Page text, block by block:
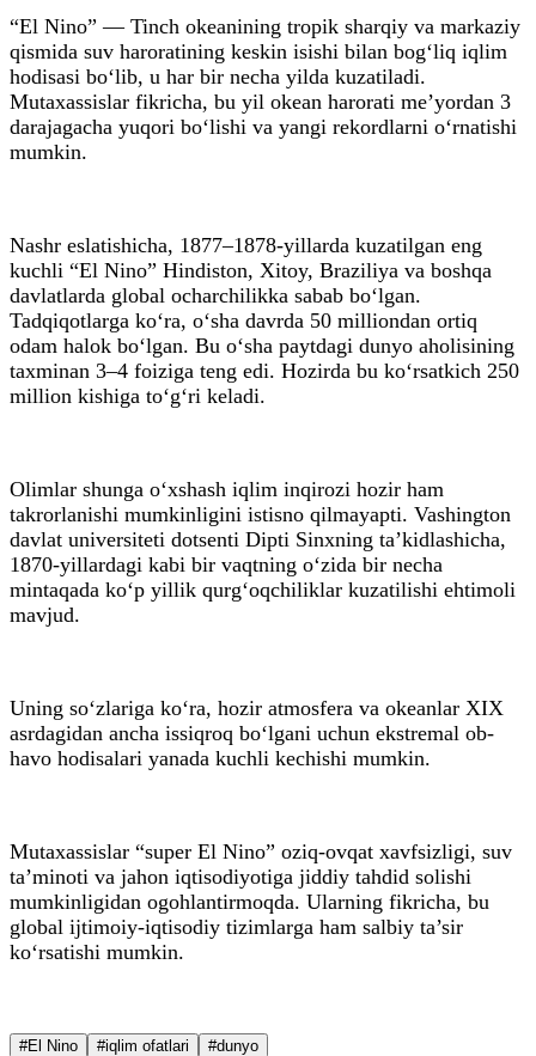
“El Nino” — Tinch okeanining tropik sharqiy va markaziy
qismida suv haroratining keskin isishi bilan bog‘liq iqlim
hodisasi bo‘lib, u har bir necha yilda kuzatiladi.
Mutaxassislar fikricha, bu yil okean harorati me’yordan 3
darajagacha yuqori bo‘lishi va yangi rekordlarni o‘rnatishi
mumkin.
Nashr eslatishicha, 1877–1878-yillarda kuzatilgan eng
kuchli “El Nino” Hindiston, Xitoy, Braziliya va boshqa
davlatlarda global ocharchilikka sabab bo‘lgan.
Tadqiqotlarga ko‘ra, o‘sha davrda 50 milliondan ortiq
odam halok bo‘lgan. Bu o‘sha paytdagi dunyo aholisining
taxminan 3–4 foiziga teng edi. Hozirda bu ko‘rsatkich 250
million kishiga to‘g‘ri keladi.
Olimlar shunga o‘xshash iqlim inqirozi hozir ham
takrorlanishi mumkinligini istisno qilmayapti. Vashington
davlat universiteti dotsenti Dipti Sinxning ta’kidlashicha,
1870-yillardagi kabi bir vaqtning o‘zida bir necha
mintaqada ko‘p yillik qurg‘oqchiliklar kuzatilishi ehtimoli
mavjud.
Uning so‘zlariga ko‘ra, hozir atmosfera va okeanlar XIX
asrdagidan ancha issiqroq bo‘lgani uchun ekstremal ob-
havo hodisalari yanada kuchli kechishi mumkin.
Mutaxassislar “super El Nino” oziq-ovqat xavfsizligi, suv
ta’minoti va jahon iqtisodiyotiga jiddiy tahdid solishi
mumkinligidan ogohlantirmoqda. Ularning fikricha, bu
global ijtimoiy-iqtisodiy tizimlarga ham salbiy ta’sir
ko‘rsatishi mumkin.
#El Nino #iqlim ofatlari #dunyo